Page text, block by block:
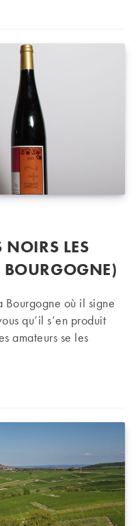
NOIRS LES
BOURGOGNE)
où il signe
qu’il s’en produit
amateurs se les
noirs les plus chers (hors